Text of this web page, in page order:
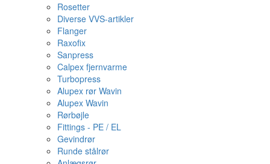
Rosetter
Diverse VVS-artikler
Flanger
Raxofix
Sanpress
Calpex fjernvarme
Turbopress
Alupex rør Wavin
Alupex Wavin
Rørbøjle
Fittings - PE / EL
Gevindrør
Runde stålrør